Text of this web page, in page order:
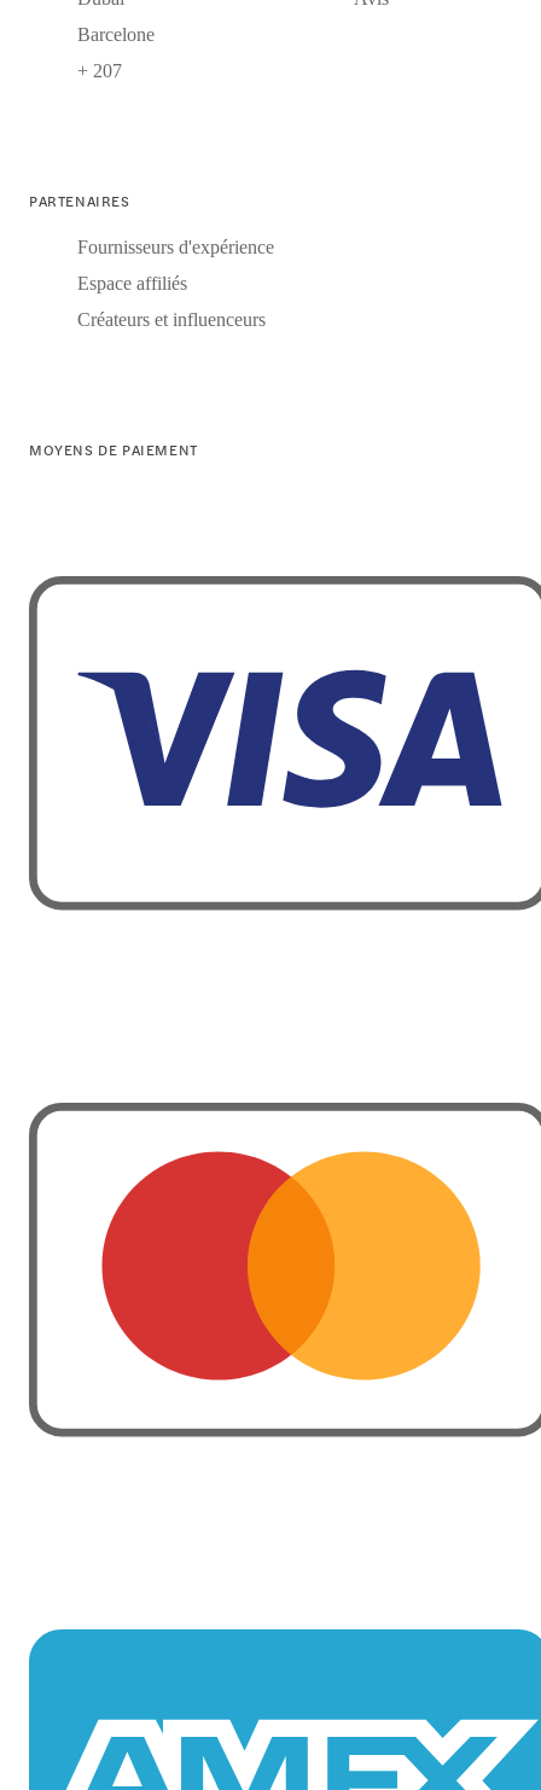
Barcelone
+ 207
PARTENAIRES
Fournisseurs d'expérience
Espace affiliés
Créateurs et influenceurs
MOYENS DE PAIEMENT